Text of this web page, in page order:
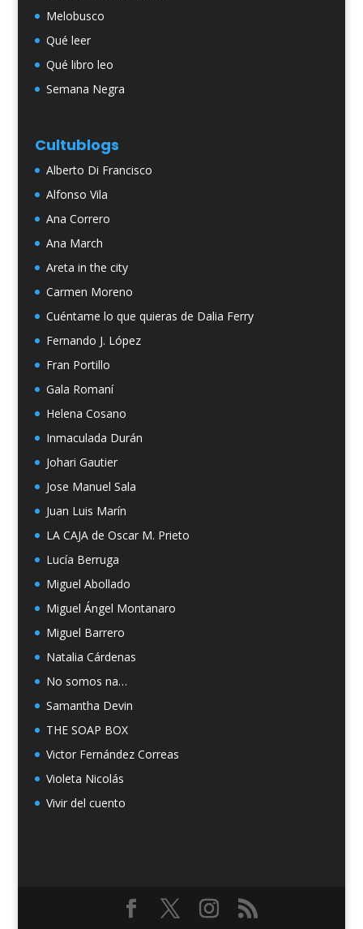
Melobusco
Qué leer
Qué libro leo
Semana Negra
Cultublogs
Alberto Di Francisco
Alfonso Vila
Ana Correro
Ana March
Areta in the city
Carmen Moreno
Cuéntame lo que quieras de Dalia Ferry
Fernando J. López
Fran Portillo
Gala Romaní
Helena Cosano
Inmaculada Durán
Johari Gautier
Jose Manuel Sala
Juan Luis Marín
LA CAJA de Oscar M. Prieto
Lucía Berruga
Miguel Abollado
Miguel Ángel Montanaro
Miguel Barrero
Natalia Cárdenas
No somos na…
Samantha Devin
THE SOAP BOX
Victor Fernández Correas
Violeta Nicolás
Vivir del cuento